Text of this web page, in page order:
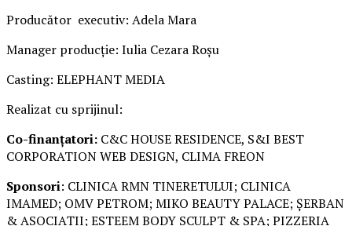
Producător executiv: Adela Mara
Manager producție: Iulia Cezara Roșu
Casting: ELEPHANT MEDIA
Realizat cu sprijinul:
Co-finanțatori: C&C HOUSE RESIDENCE, S&I BEST
CORPORATION WEB DESIGN, CLIMA FREON
Sponsori: CLINICA RMN TINERETULUI; CLINICA
IMAMED; OMV PETROM; MIKO BEAUTY PALACE; ȘERBAN
& ASOCIAȚII; ESTEEM BODY SCULPT & SPA; PIZZERIA